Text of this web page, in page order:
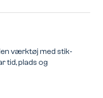
værktøj med stik-
tid, plads og